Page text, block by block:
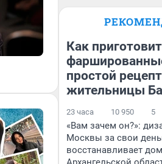
Как
простой
жительницы
23 часа 10 950 5
«Вам зачем он?»:
Москвы за свои
восстанавливает